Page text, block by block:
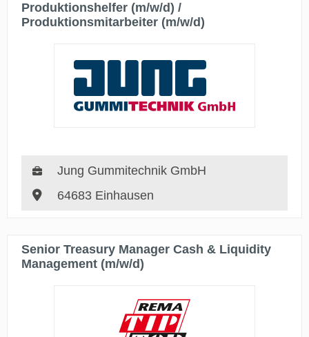
Produktionshelfer (m/w/d) /
Produktionsmitarbeiter (m/w/d)
Jung Gummitechnik GmbH
64683 Einhausen
Senior Treasury Manager Cash & Liquidity
Management (m/w/d)